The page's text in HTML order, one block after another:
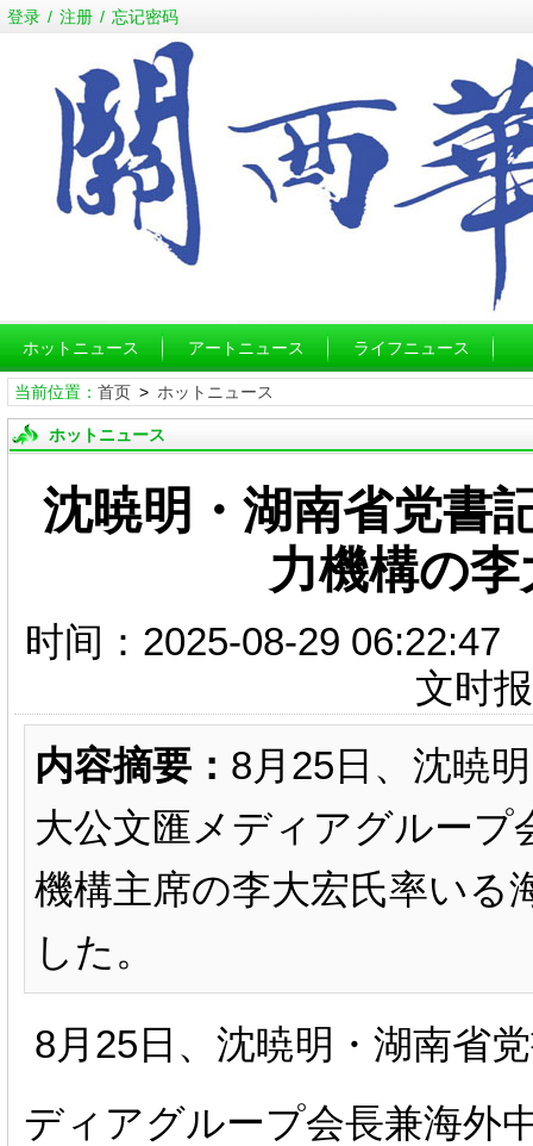
登录 / 注册 / 忘记密码
ホットニュース アートニュース ライフニュース
当前位置： 首页> ホットニュース
ホットニュース
沈暁明・湖南省党書
力機構の
时间：2025-08-29
文时
内容摘要： 8月25日、沈暁
大公文匯メディアグループ
機構主席の李大宏氏率いる
した。
8月 25 日、沈暁明・湖南省
ディアグループ会長兼海外